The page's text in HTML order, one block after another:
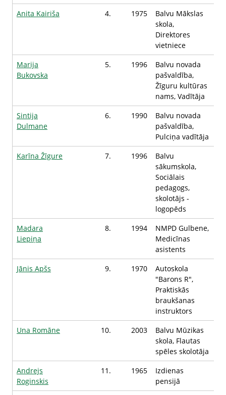
Anita Kairiša
4. 1975
Balvu Mākslas
skola,
Direktores
vietniece
Marija
Bukovska
5. 1996
Balvu novada
pašvaldība,
Žīguru kultūras
nams, Vadītāja
Sintija
Dulmane
6. 1990
Balvu novada
pašvaldība,
Pulciņa vadītāja
Karīna Žīgure
7. 1996
Balvu
sākumskola,
Sociālais
pedagogs,
skolotājs -
logopēds
Madara
Liepiņa
8. 1994
NMPD Gulbene,
Medicīnas
asistents
Jānis Apšs
9. 1970
Autoskola
"Barons R",
Praktiskās
braukšanas
instruktors
Una Romāne
10. 2003
Balvu Mūzikas
skola, Flautas
spēles skolotāja
Andrejs
Roginskis
11. 1965
Izdienas
pensijā